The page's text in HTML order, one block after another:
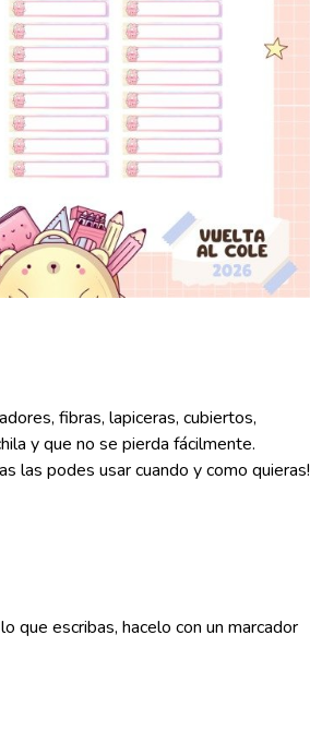
fibras, lapiceras, cubiertos,
y que no se pierda fácilmente.
las podes usar cuando y como quieras!
que escribas, hacelo con un marcador